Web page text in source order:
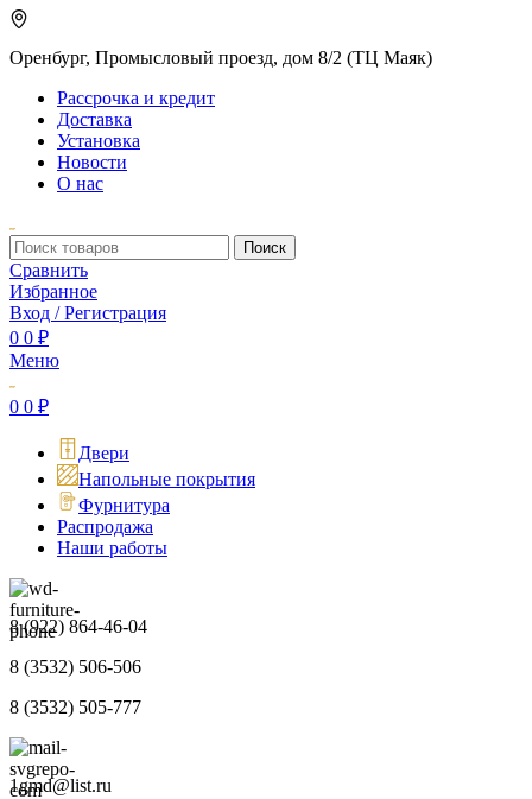
Оренбург, Промысловый проезд, дом 8/2 (ТЦ Маяк)
Рассрочка и кредит
Доставка
Установка
Новости
О нас
Поиск
Сравнить
Избранное
Вход / Регистрация
0 0 ₽
Меню
0 0 ₽
Двери
Напольные покрытия
Фурнитура
Распродажа
Наши работы
8 (922) 864-46-04
8 (3532) 506-506
8 (3532) 505-777
1gmd@list.ru